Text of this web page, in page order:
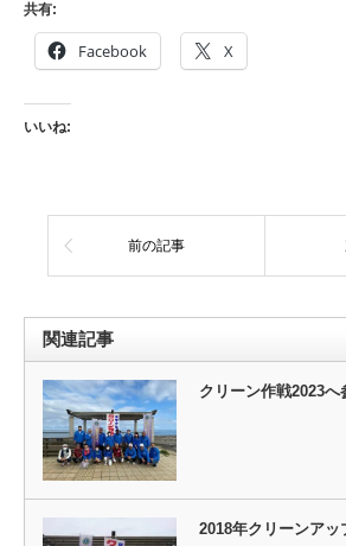
共有:
Facebook X
いいね:
前の記事
関連記事
クリーン作戦2023へ
2018年クリーンアッ